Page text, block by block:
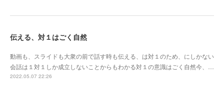
伝える、対１はごく自然
動画も、スライドも大衆の前で話す時も伝える、は対１のため、にしかない
会話は１対１しか成立しないことからもわかる対１の意識はごく自然今、…
2022.05.07 22:26